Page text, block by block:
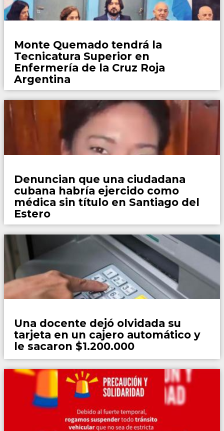
Monte Quemado tendrá la
Tecnicatura Superior en
Enfermería de la Cruz Roja
Argentina
Denuncian que una ciudadana
cubana habría ejercido como
médica sin título en Santiago del
Estero
Una docente dejó olvidada su
tarjeta en un cajero automático y
le sacaron $1.200.000